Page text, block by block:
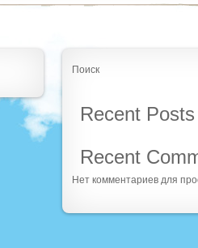
Поиск
Recent Posts
Recent
Нет комментариев для